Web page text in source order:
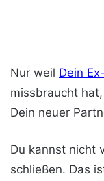
Nur weil Dein
missbraucht
Dein neuer
Du kannst nicht
schließen. Das